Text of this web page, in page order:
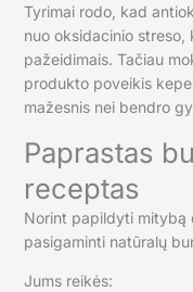
Tyrimai rodo, kad
nuo oksidacinio streso,
pažeidimais. Tačiau
produkto poveikis
mažesnis nei bendro
Paprastas
receptas
Norint papildyti mitybą
pasigaminti natūralų
Jums reikės: